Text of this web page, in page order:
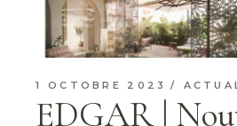
1 OCTOBRE 2023
EDGAR |